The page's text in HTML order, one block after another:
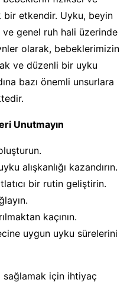
bir etkendir. Uyku, beyin
ve genel ruh hali üzerinde
olarak, bebeklerimizin
ve düzenli bir uyku
bazı önemli unsurlara
Unutmayın
alışkanlığı kazandırın.
bir rutin geliştirin.
kaçının.
uygun uyku sürelerini
için ihtiyaç